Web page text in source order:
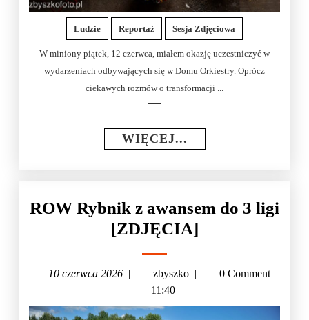
Ludzie Reportaż Sesja Zdjęciowa
W miniony piątek, 12 czerwca, miałem okazję uczestniczyć w
wydarzeniach odbywających się w Domu Orkiestry. Oprócz
ciekawych rozmów o transformacji ...
WIĘCEJ...
ROW Rybnik z awansem do 3 ligi
[ZDJĘCIA]
10 czerwca 2026 | zbyszko | 0 Comment |
11:40